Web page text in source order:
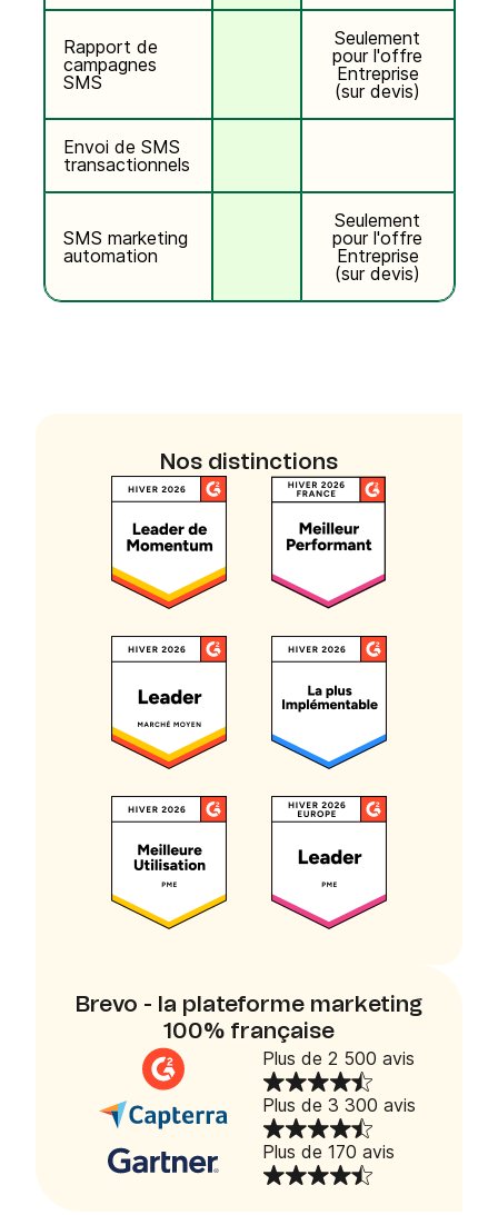
Rapport de
campagnes
SMS
Seulement
pour l'offre
Entreprise
(sur devis)
Envoi de SMS
transactionnels
SMS marketing
automation
Seulement
pour l'offre
Entreprise
(sur devis)
Nos distinctions
Brevo - la plateforme marketing
100% française
Plus de 2 500 avis
Plus de 3 300 avis
Plus de 170 avis